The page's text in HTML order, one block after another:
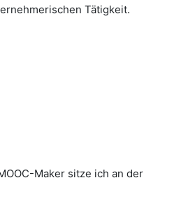
Tätigkeit.
Maker sitze ich an der